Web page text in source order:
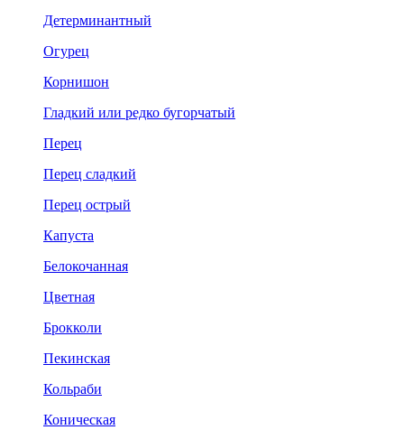
Детерминантный
Огурец
Корнишон
Гладкий или редко бугорчатый
Перец
Перец сладкий
Перец острый
Капуста
Белокочанная
Цветная
Брокколи
Пекинская
Кольраби
Коническая